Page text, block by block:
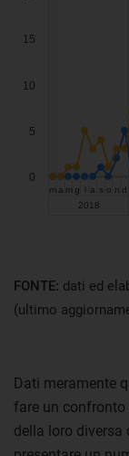
FONTE: dati ed
(ultimo
Dati meramente
fare un confronto
della loro diversa